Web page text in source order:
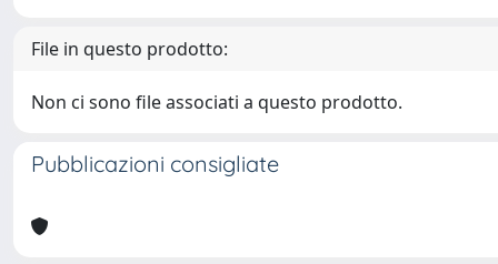
File in questo prodotto:
Non ci sono file associati a questo prodotto.
Pubblicazioni consigliate